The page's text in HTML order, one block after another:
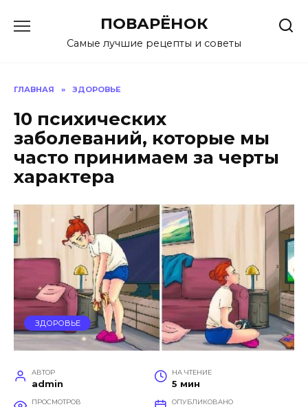
содержанию
ПОВАРЁНОК
Самые лучшие рецепты и советы
ГЛАВНАЯ » ЗДОРОВЬЕ
10 психических
заболеваний, которые мы
часто принимаем за черты
характера
ЗДОРОВЬЕ
АВТОР
admin
НА ЧТЕНИЕ
5 мин
ПРОСМОТРОВ ОПУБЛИКОВАНО